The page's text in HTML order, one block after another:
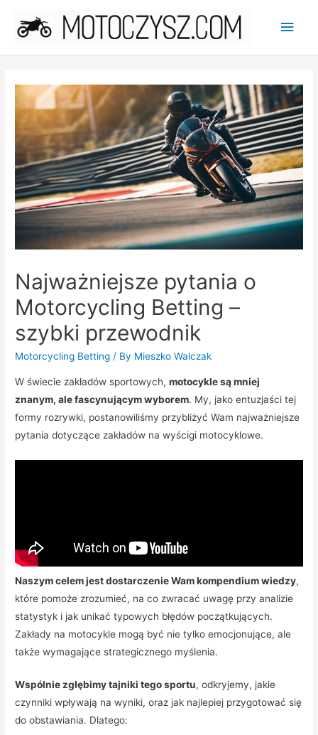
Main
Najważniejsze pytania o
Motorcycling Betting –
szybki przewodnik
Motorcycling Betting / By Mieszko Walczak
W świecie zakładów sportowych,motocykle są mniej
znanym, ale fascynującym wyborem. My, jako entuzjaści tej
formy rozrywki, postanowiliśmy przybliżyć Wam najważniejsze
pytania dotyczące zakładów na wyścigi motocyklowe.
Naszym celem jest dostarczenie Wam kompendium wiedzy,
które pomoże zrozumieć, na co zwracać uwagę przy analizie
statystyk i jak unikać typowych błędów początkujących.
Zakłady na motocykle mogą być nie tylko emocjonujące, ale
także wymagające strategicznego myślenia.
Wspólnie zgłębimy tajniki tego sportu, odkryjemy, jakie
czynniki wpływają na wyniki, oraz jak najlepiej przygotować się
do obstawiania. Dlatego: